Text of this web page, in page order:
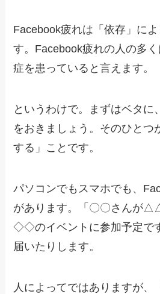
Facebook疲れは「依存」に
す。Facebook疲れの人の多
症を患っていると言えます。
というわけで。まずはベタに
をおきましょう。そのひとつ
する」ことです。
パソコンでもスマホでも、
があります。「〇〇さんが
◇◇のイベントに参加予定で
届いたりします。
人によってではありますが、